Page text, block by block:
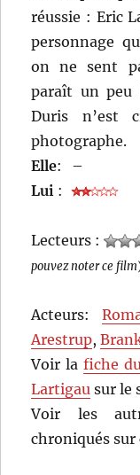
réussie : Eric
personnage
on ne sent
paraît un peu
Duris n’est
photographe.
Elle:
–
Lui :
Lecteurs :
pouvez noter ce film
Acteurs:
Arestrup,
Voir lafiche
Lartigau sur le
Voir les
chroniqués sur